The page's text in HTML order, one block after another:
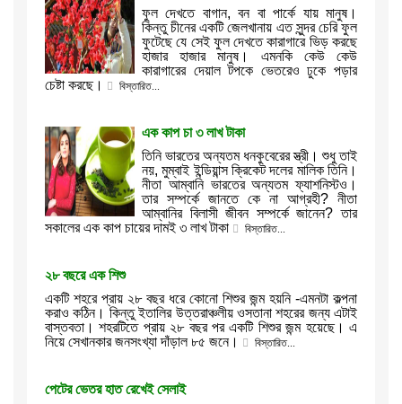
ফুল দেখতে বাগান, বন বা পার্কে যায় মানুষ।
কিন্তু চীনের একটি জেলখানায় এত সুন্দর চেরি ফুল
ফুটেছে যে সেই ফুল দেখতে কারাগারে ভিড় করছে
হাজার হাজার মানুষ। এমনকি কেউ কেউ
কারাগারের দেয়াল টপকে ভেতরেও ঢুকে পড়ার
চেষ্টা করছে।
বিস্তারিত...
এক কাপ চা ৩ লাখ টাকা
তিনি ভারতের অন্যতম ধনকুবেরের স্ত্রী। শুধু তাই
নয়, মুম্বাই ইন্ডিয়ান্স ক্রিকেট দলের মালিক তিনি।
নীতা আম্বানি ভারতের অন্যতম ফ্যাশনিস্টও।
তার সম্পর্কে জানতে কে না আগ্রহী? নীতা
আম্বানির বিলাসী জীবন সম্পর্কে জানেন? তার
সকালের এক কাপ চায়ের দামই ৩ লাখ টাকা
বিস্তারিত...
২৮ বছরে এক শিশু
একটি শহরে প্রায় ২৮ বছর ধরে কোনো শিশুর জন্ম হয়নি -এমনটা কল্পনা
করাও কঠিন। কিন্তু ইতালির উত্তরাঞ্চলীয় ওসতানা শহরের জন্য এটাই
বাস্তবতা। শহরটিতে প্রায় ২৮ বছর পর একটি শিশুর জন্ম হয়েছে। এ
নিয়ে সেখানকার জনসংখ্যা দাঁড়াল ৮৫ জনে।
বিস্তারিত...
পেটের ভেতর হাত রেখেই সেলাই